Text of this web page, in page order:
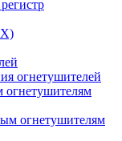
огнетушителей
огнетушителям
огнетушителям